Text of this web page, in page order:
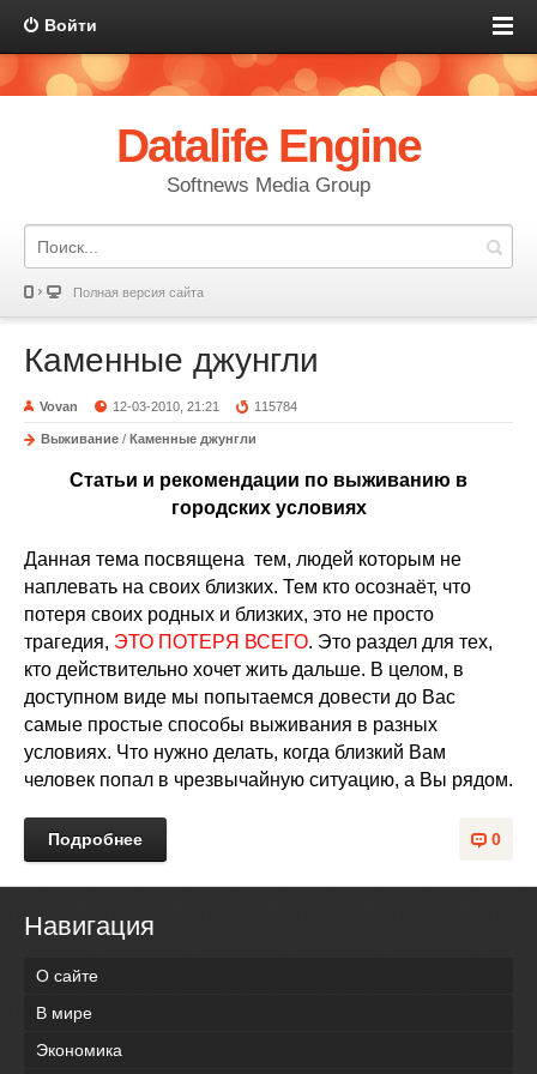
Войти
Datalife Engine
Softnews Media Group
Полная версия сайта
Каменные джунгли
Vovan 12-03-2010, 21:21 115784
Выживание / Каменные джунгли
Статьи и рекомендации по выживанию в
городских условиях
Данная тема посвящена тем, людей которым не
наплевать на своих близких. Тем кто осознаёт, что
потеря своих родных и близких, это не просто
трагедия, ЭТО ПОТЕРЯ ВСЕГО. Это раздел для тех,
кто действительно хочет жить дальше. В целом, в
доступном виде мы попытаемся довести до Вас
самые простые способы выживания в разных
условиях. Что нужно делать, когда близкий Вам
человек попал в чрезвычайную ситуацию, а Вы рядом.
0
Подробнее
Навигация
О сайте
В мире
Экономика